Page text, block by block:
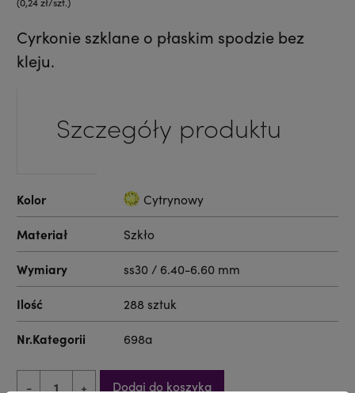
Cyrkonie szklane o płaskim spodzie bez
kleju.
Szczegóły produktu
Kolor Cytrynowy
Materiał Szkło
Wymiary ss30 / 6.40-6.60 mm
Ilość 288 sztuk
Nr.Kategorii 698a
- + Dodaj do koszyka